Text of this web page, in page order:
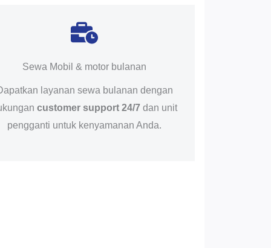
Sewa Mobil & motor bulanan
layanan sewa bulanan dengan
customer support 24/7 dan unit
pengganti untuk kenyamanan Anda.